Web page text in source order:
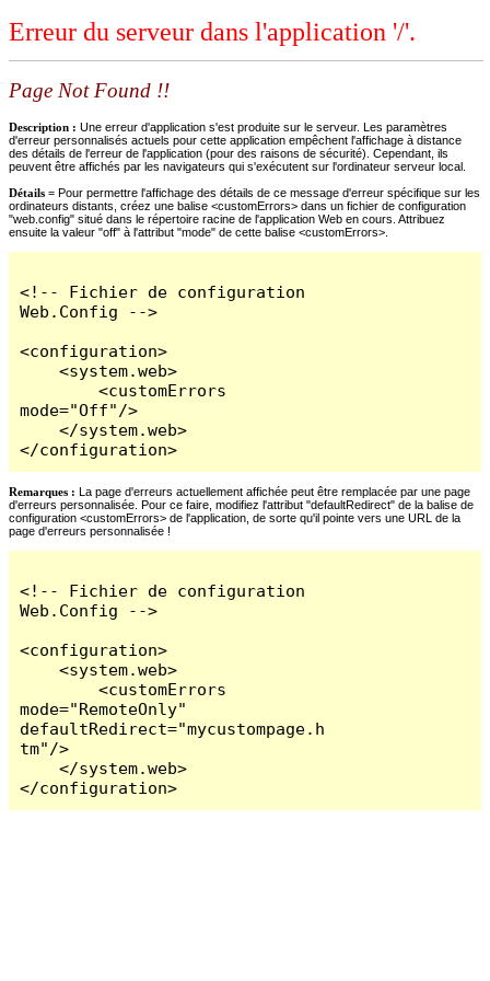
Erreur du serveur dans l'application '/'.
Page Not Found !!
Description : Une erreur d'application s'est produite sur le serveur. Les paramètres
d'erreur personnalisés actuels pour cette application empêchent l'affichage à distance
des détails de l'erreur de l'application (pour des raisons de sécurité). Cependant, ils
peuvent être affichés par les navigateurs qui s'exécutent sur l'ordinateur serveur local.
Détails = Pour permettre l'affichage des détails de ce message d'erreur spécifique sur les
ordinateurs distants, créez une balise <customErrors> dans un fichier de configuration
"web.config" situé dans le répertoire racine de l'application Web en cours. Attribuez
ensuite la valeur "off" à l'attribut "mode" de cette balise <customErrors>.
<!-- Fichier de configuration
Web.Config -->
<configuration>
    <system.web>
        <customErrors
mode="Off"/>
    </system.web>
</configuration>
Remarques : La page d'erreurs actuellement affichée peut être remplacée par une page
d'erreurs personnalisée. Pour ce faire, modifiez l'attribut "defaultRedirect" de la balise de
configuration <customErrors> de l'application, de sorte qu'il pointe vers une URL de la
page d'erreurs personnalisée !
<!-- Fichier de configuration
Web.Config -->
<configuration>
    <system.web>
        <customErrors
mode="RemoteOnly"
defaultRedirect="mycustompage.h
tm"/>
    </system.web>
</configuration>